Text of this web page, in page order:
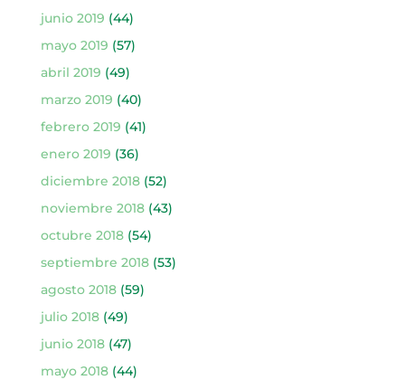
junio 2019 (44)
mayo 2019 (57)
abril 2019 (49)
marzo 2019 (40)
febrero 2019 (41)
enero 2019 (36)
diciembre 2018(52)
noviembre 2018(43)
octubre 2018(54)
septiembre 2018(53)
agosto 2018(59)
julio 2018(49)
junio 2018(47)
mayo 2018(44)